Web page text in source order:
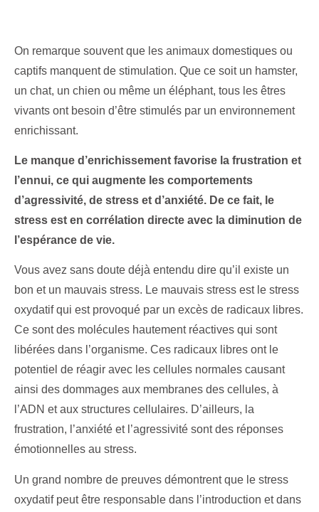
On remarque souvent que les animaux domestiques ou
captifs manquent de stimulation. Que ce soit un hamster,
un chat, un chien ou même un éléphant, tous les êtres
vivants ont besoin d’être stimulés par un environnement
enrichissant.
Le manque d’enrichissement favorise la frustration et
l’ennui, ce qui augmente les comportements
d’agressivité, de stress et d’anxiété. De ce fait, le
stress est en corrélation directe avec la diminution de
l’espérance de vie.
Vous avez sans doute déjà entendu dire qu’il existe un
bon et un mauvais stress. Le mauvais stress est le stress
oxydatif qui est provoqué par un excès de radicaux libres.
Ce sont des molécules hautement réactives qui sont
libérées dans l’organisme. Ces radicaux libres ont le
potentiel de réagir avec les cellules normales causant
ainsi des dommages aux membranes des cellules, à
l’ADN et aux structures cellulaires. D’ailleurs, la
frustration, l’anxiété et l’agressivité sont des réponses
émotionnelles au stress.
Un grand nombre de preuves démontrent que le stress
oxydatif peut être responsable dans l’introduction et dans